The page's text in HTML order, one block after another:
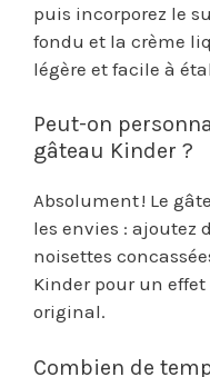
puis incorporez le
fondu et la crème
légère et facile à
Peut-on
gâteau Kinder ?
Absolument ! Le
les envies : ajoutez
noisettes
Kinder pour un
original.
Combien de